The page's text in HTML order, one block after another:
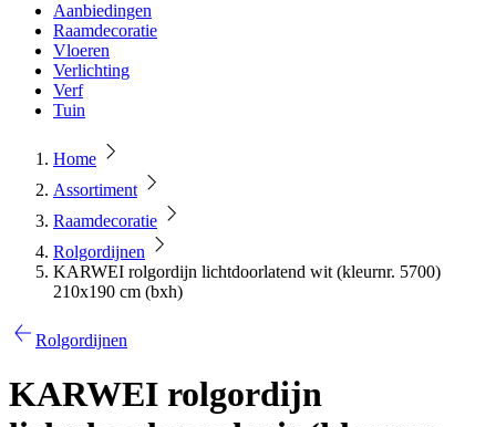
Aanbiedingen
Raamdecoratie
Vloeren
Verlichting
Verf
Tuin
Home
Assortiment
Raamdecoratie
Rolgordijnen
KARWEI rolgordijn lichtdoorlatend wit (kleurnr. 5700)
210x190 cm (bxh)
Rolgordijnen
KARWEI rolgordijn